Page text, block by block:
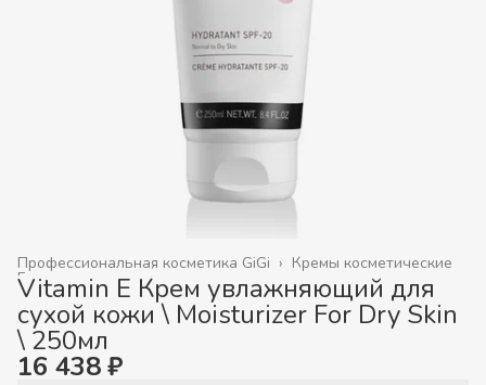
Кремы косметические
Профессиональная косметика GiGi ›
Главная
Vitamin E Крем увлажняющий для
сухой кожи \ Moisturizer For Dry Skin
\ 250мл
16 438 ₽